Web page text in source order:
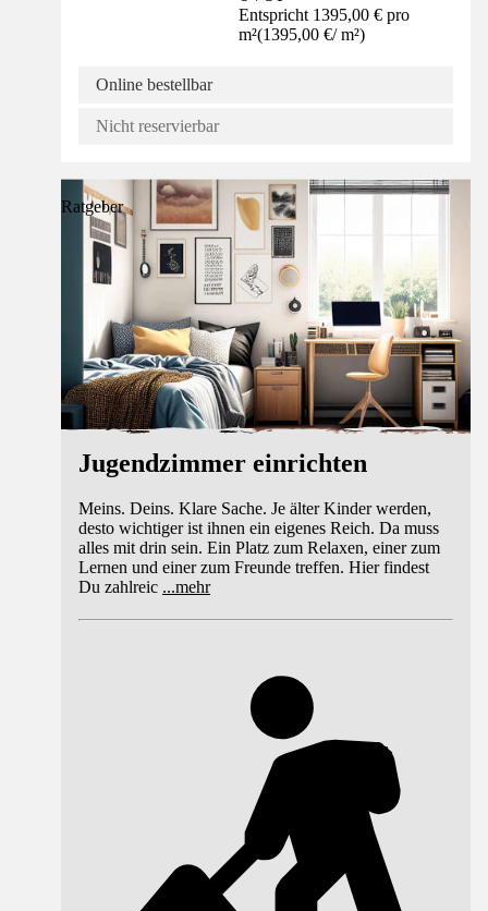
Entspricht 1395,00 € pro
m²(1395,00 €/ m²)
Online bestellbar
Nicht reservierbar
Ratgeber
Jugendzimmer einrichten
Meins. Deins. Klare Sache. Je älter Kinder werden,
desto wichtiger ist ihnen ein eigenes Reich. Da muss
alles mit drin sein. Ein Platz zum Relaxen, einer zum
Lernen und einer zum Freunde treffen. Hier findest
Du zahlreic ...mehr